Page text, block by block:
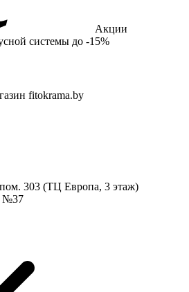
Акции
системы до -15%
fitokrama.by
303 (ТЦ Европа, 3 этаж)
№37